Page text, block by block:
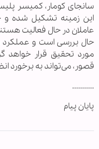
سانجای کومار، کمیسر
این زمینه تشکیل شده و
عاملان در حال فعالیت
حال بررسی است و عملکرد
مورد تحقیق قرار خواهد
قصور، می‌تواند به برخورد
...........
پایان پیام